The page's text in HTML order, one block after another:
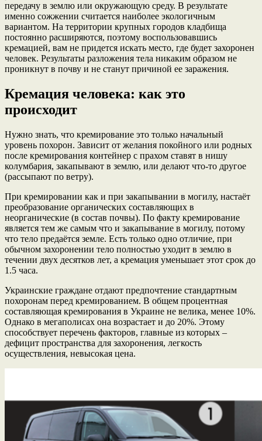
передачу в землю или окружающую среду. В результате
именно сожжении считается наиболее экологичным
вариантом. На территории крупных городов кладбища
постоянно расширяются, поэтому воспользовавшись
кремацией, вам не придется искать место, где будет захоронен
человек. Результаты разложения тела никаким образом не
проникнут в почву и не станут причиной ее заражения.
Кремация человека: как это
происходит
Нужно знать, что кремирование это только начальный
уровень похорон. Зависит от желания покойного или родных
после кремирования контейнер с прахом ставят в нишу
колумбария, закапывают в землю, или делают что-то другое
(рассыпают по ветру).
При кремировании как и при закапывании в могилу, настаёт
преобразование органических составляющих в
неорганические (в состав почвы). По факту кремирование
является тем же самым что и закапывание в могилу, потому
что тело предаётся земле. Есть только одно отличие, при
обычном захоронении тело полностью уходит в землю в
течении двух десятков лет, а кремация уменьшает этот срок до
1.5 часа.
Украинские граждане отдают предпочтение стандартным
похоронам перед кремированием. В общем процентная
составляющая кремирования в Украине не велика, менее 10%.
Однако в мегаполисах она возрастает и до 20%. Этому
способствует перечень факторов, главные из которых –
дефицит пространства для захоронения, легкость
осуществления, невысокая цена.